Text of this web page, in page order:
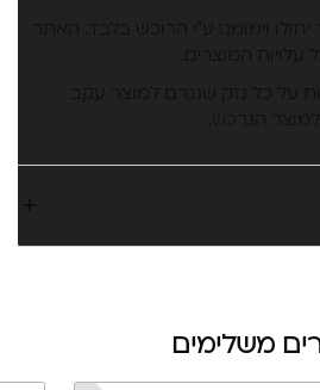
וימומנו ע”י הרוכש בלבד. האתר
משלימים